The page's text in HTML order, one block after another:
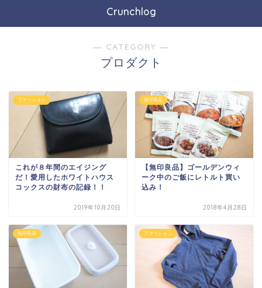
Crunchlog
― CATEGORY ―
プロダクト
ファッション
これが８年間のエイジング
だ！愛用したホワイトハウス
コックスの財布の記録！！
2019年10月20日
無印良品
【無印良品】ゴールデンウィ
ーク中のご飯にレトルト買い
込み！
2018年4月28日
無印良品 ファッション